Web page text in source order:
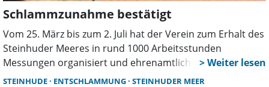
Schlammzunahme bestätigt
Vom 25. März bis zum 2. Juli hat der Verein zum Erhalt des
Steinhuder Meeres in rund 1000 Arbeitsstunden
Messungen organisiert und ehrenamtlich durchgeführt.
Nun wurden die Ergebnisse vorgestellt.
STEINHUDE ENTSCHLAMMUNG STEINHUDER MEER